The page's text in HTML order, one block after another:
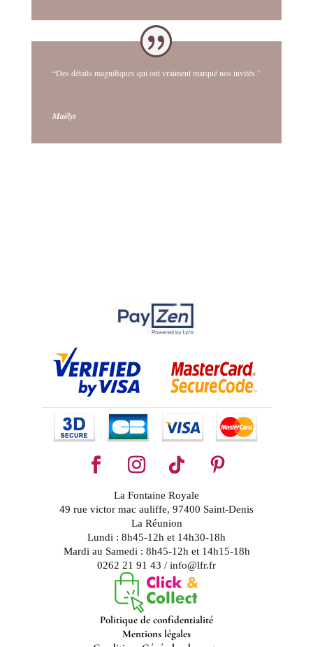
“Des détails magnifiques qui ont vraiment marqué nos invités.”
Maëlys
La Fontaine Royale
49 rue victor mac auliffe, 97400 Saint-Denis
La Réunion
Lundi : 8h45-12h et 14h30-18h
Mardi au Samedi : 8h45-12h et 14h15-18h
0262 21 91 43 / info@lfr.fr
Politique de confidentialité
Mentions légales